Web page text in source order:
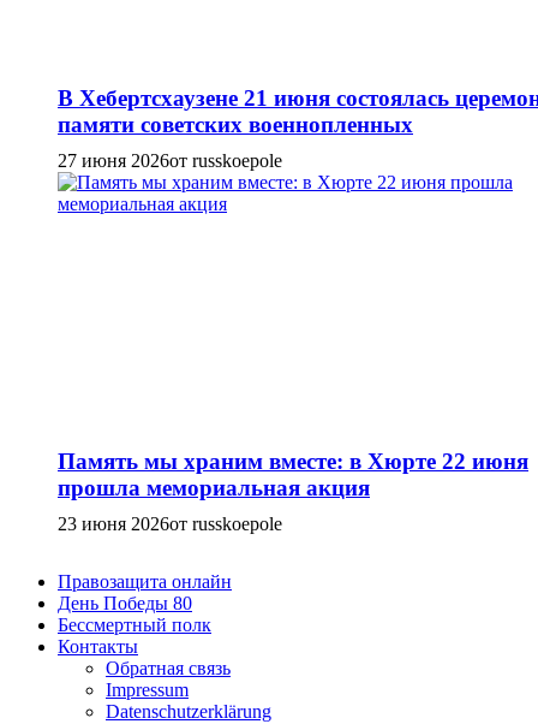
В Хебертсхаузене 21 июня состоялась
памяти советских военнопленных
27 июня 2026от russkoepole
Память мы храним вместе: в Хюрте 22 июня
прошла мемориальная акция
23 июня 2026от russkoepole
Правозащита онлайн
День Победы 80
Бессмертный полк
Контакты
Обратная связь
Impressum
Datenschutzerklärung